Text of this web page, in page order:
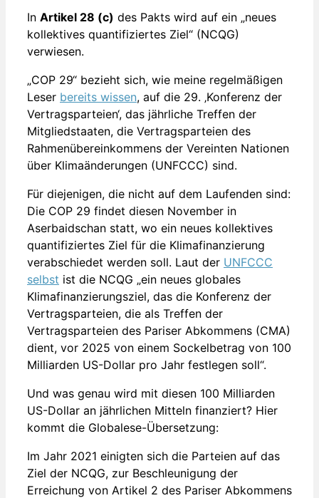
In Artikel 28 (c) des Pakts wird auf ein „neues
kollektives quantifiziertes Ziel“ (NCQG)
verwiesen.
„COP 29“ bezieht sich, wie meine regelmäßigen
Leser bereits wissen, auf die 29. ‚Konferenz der
Vertragsparteien‘, das jährliche Treffen der
Mitgliedstaaten, die Vertragsparteien des
Rahmenübereinkommens der Vereinten Nationen
über Klimaänderungen (UNFCCC) sind.
Für diejenigen, die nicht auf dem Laufenden sind:
Die COP 29 findet diesen November in
Aserbaidschan statt, wo ein neues kollektives
quantifiziertes Ziel für die Klimafinanzierung
verabschiedet werden soll. Laut der UNFCCC
selbst ist die NCQG „ein neues globales
Klimafinanzierungsziel, das die Konferenz der
Vertragsparteien, die als Treffen der
Vertragsparteien des Pariser Abkommens (CMA)
dient, vor 2025 von einem Sockelbetrag von 100
Milliarden US-Dollar pro Jahr festlegen soll“.
Und was genau wird mit diesen 100 Milliarden
US-Dollar an jährlichen Mitteln finanziert? Hier
kommt die Globalese-Übersetzung:
Im Jahr 2021 einigten sich die Parteien auf das
Ziel der NCQG, zur Beschleunigung der
Erreichung von Artikel 2 des Pariser Abkommens